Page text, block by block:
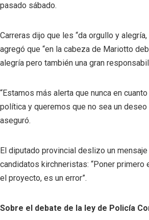
pasado sábado.
Carreras dijo que les “da orgullo y
agregó que “en la cabeza de Mariotto
alegría pero también una gran
“Estamos más alerta que nunca en
política y queremos que no sea un deseo
aseguró.
El diputado provincial deslizo un
candidatos kirchneristas: “Poner primero
el proyecto, es un error”.
Sobre el debate de la ley de Policía